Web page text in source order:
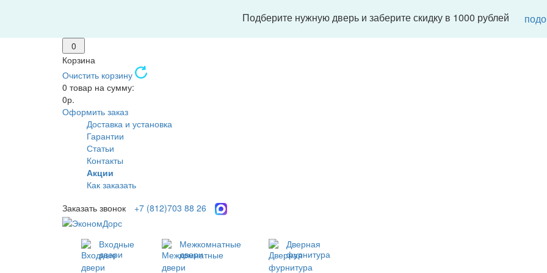
Подберите нужную дверь и заберите скидку в 1000 рублей
0
Корзина
Очистить корзину
0 товар на сумму:
0р.
Оформить заказ
Доставка и установка
Гарантии
Статьи
Контакты
Акции
Как заказать
Заказать звонок
+7 (812)703 88 26
Входные
двери
Межкомнатные
двери
Дверная
фурнитура